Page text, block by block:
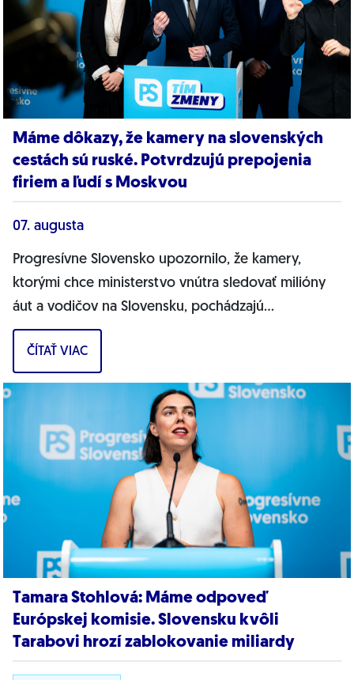
Máme dôkazy, že kamery na slovenských
cestách sú ruské. Potvrdzujú prepojenia
firiem a ľudí s Moskvou
07. augusta
Progresívne Slovensko upozornilo, že kamery,
ktorými chce ministerstvo vnútra sledovať milióny
áut a vodičov na Slovensku, pochádzajú
pravdepodobne z Ruska. Dnes hnutie prinieslo
dôkazy,...
ČÍTAŤ VIAC
Tamara Stohlová: Máme odpoveď
Európskej komisie. Slovensku kvôli
Tarabovi hrozí zablokovanie miliardy